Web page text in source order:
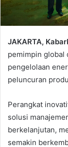
JAKARTA,
pemimpin global
pengelolaan
peluncuran
Perangkat
solusi
berkelanjutan,
semakin